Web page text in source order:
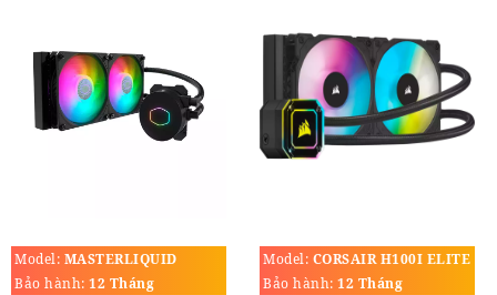
Model: MASTERLIQUID
ML240L V2 ARGB
Bảo hành: 12 Tháng
Model: CORSAIR H100I ELITE
CAPELLIX
Bảo hành: 12 Tháng